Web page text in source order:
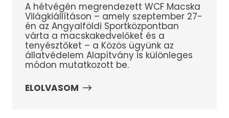
A hétvégén megrendezett WCF Macska
Világkiállításon – amely szeptember 27-
én az Angyalföldi Sportközpontban
várta a macskakedvelőket és a
tenyésztőket – a Közös ügyünk az
állatvédelem Alapítvány is különleges
módon mutatkozott be.
ELOLVASOM